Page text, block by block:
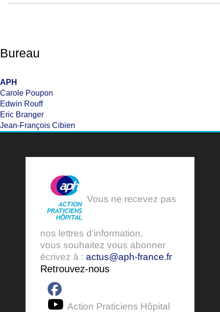
Bureau
APH
Carole Poupon
Edwin Rouff
Eric Branger
Jean-François Cibien
Vous ne recevez pas
nos lettres d'information,
vous souhaitez vous abonner
écrivez à : actus@aph-france.fr
Retrouvez-nous
Action Praticiens Hôpital